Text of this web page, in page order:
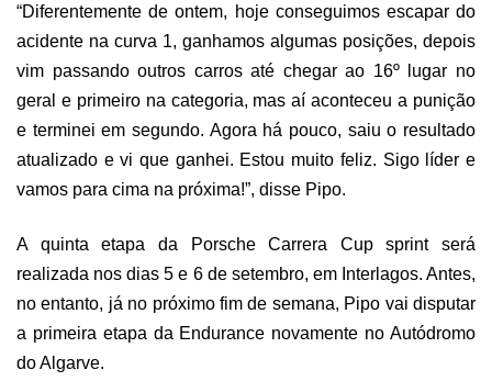
“Diferentemente de ontem, hoje conseguimos escapar do
acidente na curva 1, ganhamos algumas posições, depois
vim passando outros carros até chegar ao 16º lugar no
geral e primeiro na categoria, mas aí aconteceu a punição
e terminei em segundo. Agora há pouco, saiu o resultado
atualizado e vi que ganhei. Estou muito feliz. Sigo líder e
vamos para cima na próxima!”, disse Pipo.
A quinta etapa da Porsche Carrera Cup sprint será
realizada nos dias 5 e 6 de setembro, em Interlagos. Antes,
no entanto, já no próximo fim de semana, Pipo vai disputar
a primeira etapa da Endurance novamente no Autódromo
do Algarve.